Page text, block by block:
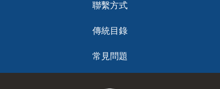
聯繫方式
傳統目錄
常見問題